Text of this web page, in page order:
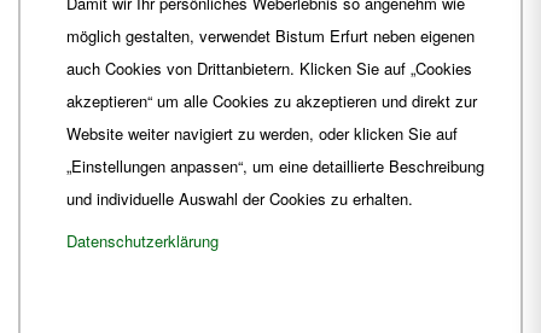
+49 361 6572-444
ordinariat Bistum-Erfurt.de
möglich gestalten, verwendet Bistum Erfurt neben eigenen
auch Cookies von Drittanbietern. Klicken Sie auf „Cookies
akzeptieren“ um alle Cookies zu akzeptieren und direkt zur
Website weiter navigiert zu werden, oder klicken Sie auf
„Einstellungen anpassen“, um eine detaillierte Beschreibung
und individuelle Auswahl der Cookies zu erhalten.
Datenschutzerklärung